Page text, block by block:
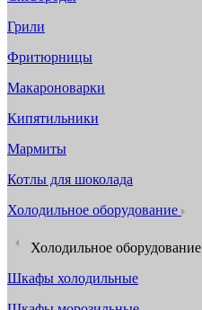
Грили
Фритюрницы
Макароноварки
Кипятильники
Мармиты
Котлы для шоколада
Холодильное оборудование
Холодильное оборудование
Шкафы холодильные